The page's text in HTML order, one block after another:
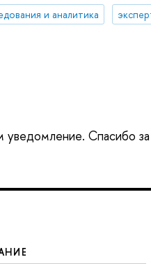
и аналитика
Спасибо за